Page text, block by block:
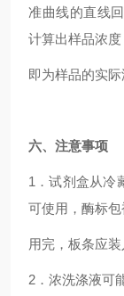
准曲线的直线
计算出样品浓度
即为样品的实际
六、注意事项
1．试剂盒从冷
可使用，酶标
用完，板条应装
2．浓洗涤液可